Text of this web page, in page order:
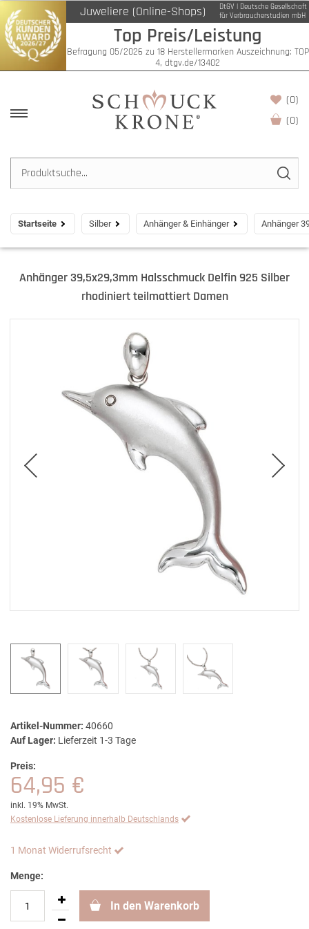
Juweliere (Online-Shops)
DtGV | Deutsche Gesellschaft
für Verbraucherstudien mbH
Top Preis/Leistung
Befragung 05/2026 zu 18 Herstellermarken Auszeichnung: TOP
4, dtgv.de/13402
(0)
(0)
Startseite Silber Anhänger & Einhänger Anhänger
Anhänger 39,5x29,3mm Halsschmuck Delfin 925 Silber
rhodiniert teilmattiert Damen
Artikel-Nummer: 40660
Auf Lager: Lieferzeit 1-3 Tage
Preis:
64,95 €
inkl. 19% MwSt.
Kostenlose Lieferung innerhalb Deutschlands
1 Monat Widerrufsrecht
Menge:
In den Warenkorb